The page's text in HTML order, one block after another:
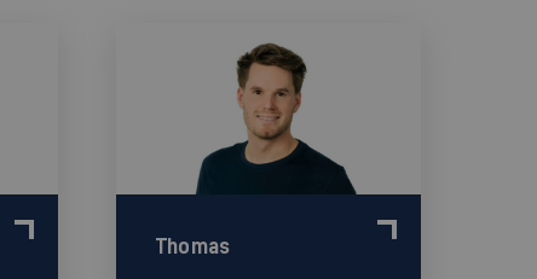
Thomas